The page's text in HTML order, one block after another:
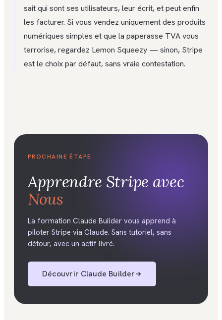
sait qui sont ses utilisateurs, leur écrit, et peut enfin
les facturer. Si vous vendez uniquement des produits
numériques simples et que la paperasse TVA vous
terrorise, regardez Lemon Squeezy — sinon, Stripe
est le choix par défaut, sans vraie contestation.
PROCHAINE ÉTAPE
Apprendre Stripe avec
Nous
La formation Claude Builder vous apprend à
piloter Stripe via Claude. Sans tutoriel, sans
détour, avec un actif livré.
Découvrir Claude Builder